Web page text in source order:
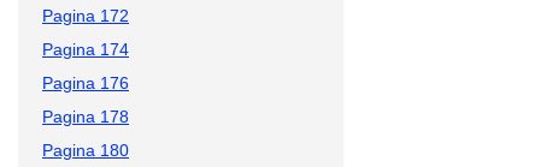
Pagina 172
Pagina 174
Pagina 176
Pagina 178
Pagina 180